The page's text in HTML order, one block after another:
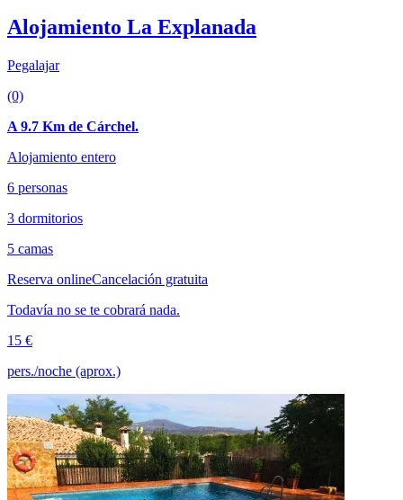
Alojamiento La Explanada
Pegalajar
(0)
A 9.7 Km de Cárchel.
Alojamiento entero
6 personas
3 dormitorios
5 camas
Reserva onlineCancelación gratuita
Todavía no se te cobrará nada.
15 €
pers./noche (aprox.)